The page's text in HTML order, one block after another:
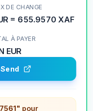
DE CHANGE
= 655.9570 XAF
À PAYER
EUR
pour